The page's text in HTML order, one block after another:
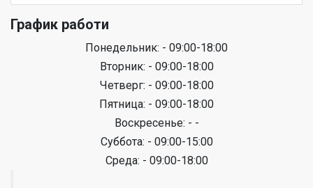
График работи
Понедельник: - 09:00-18:00
Вторник: - 09:00-18:00
Четверг: - 09:00-18:00
Пятница: - 09:00-18:00
Воскресенье: - -
Суббота: - 09:00-15:00
Среда: - 09:00-18:00